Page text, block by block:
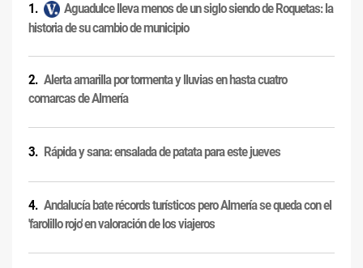
Aguadulce lleva menos de un siglo siendo de Roquetas: la
historia de su cambio de municipio
Alerta amarilla por tormenta y lluvias en hasta cuatro
comarcas de Almería
Rápida y sana: ensalada de patata para este jueves
Andalucía bate récords turísticos pero Almería se queda con el
'farolillo rojo' en valoración de los viajeros